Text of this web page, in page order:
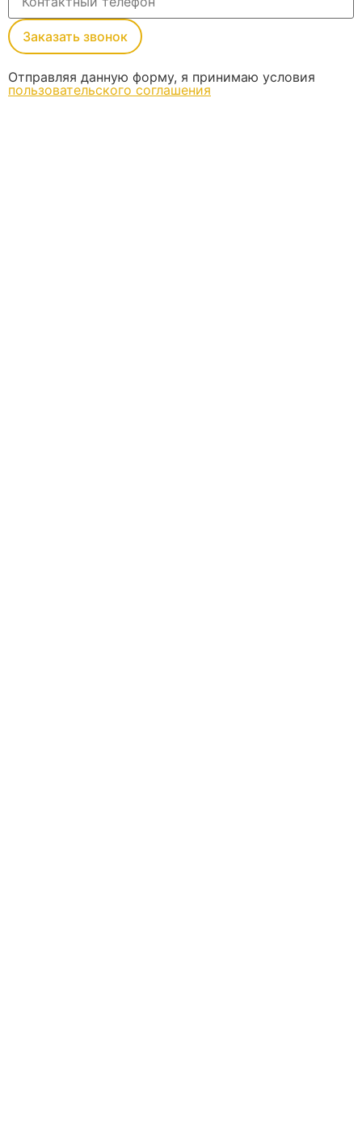
Заказать звонок
Отправляя данную форму, я принимаю условия
пользовательского соглашения